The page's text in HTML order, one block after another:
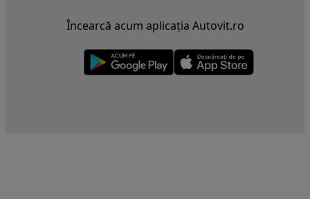
Încearcă acum aplicația Autovit.ro